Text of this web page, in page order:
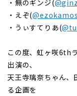
・無のギンジ(
・えぞ(
・うぃすてりあ(
この度、虹ヶ咲6th
出演の、
天王寺璃奈ちゃん、
る企画を